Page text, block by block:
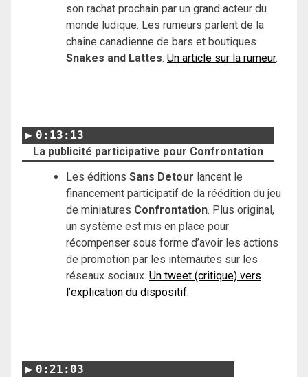
son rachat prochain par un grand acteur du
monde ludique. Les rumeurs parlent de la
chaîne canadienne de bars et boutiques
Snakes and Lattes. Un article sur la rumeur.
0:13:13
La publicité participative pour Confrontation
Les éditions Sans Detour lancent le
financement participatif de la réédition du jeu
de miniatures Confrontation. Plus original,
un système est mis en place pour
récompenser sous forme d’avoir les actions
de promotion par les internautes sur les
réseaux sociaux. Un tweet (critique) vers
l’explication du dispositif.
0:21:03